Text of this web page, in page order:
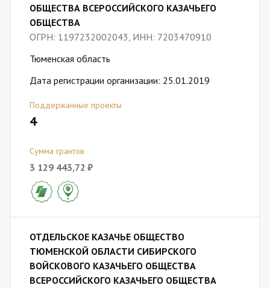
ОБЩЕСТВА ВСЕРОССИЙСКОГО КАЗАЧЬЕГО
ОБЩЕСТВА
ОГРН: 1197232002043, ИНН: 7203470910
Тюменская область
Дата регистрации организации: 25.01.2019
Поддержанные проекты
4
Сумма грантов
3 129 443,72 ₽
ОТДЕЛЬСКОЕ КАЗАЧЬЕ ОБЩЕСТВО
ТЮМЕНСКОЙ ОБЛАСТИ СИБИРСКОГО
ВОЙСКОВОГО КАЗАЧЬЕГО ОБЩЕСТВА
ВСЕРОССИЙСКОГО КАЗАЧЬЕГО ОБЩЕСТВА